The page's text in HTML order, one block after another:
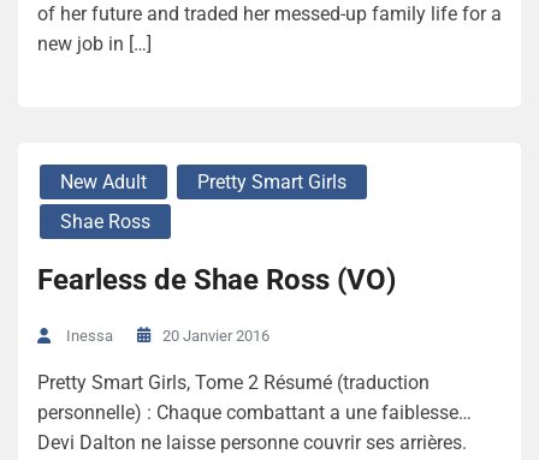
of her future and traded her messed-up family life for a
new job in […]
New Adult
Pretty Smart Girls
Shae Ross
Fearless de Shae Ross (VO)
Inessa 20 Janvier 2016
Pretty Smart Girls, Tome 2 Résumé (traduction
personnelle) : Chaque combattant a une faiblesse…
Devi Dalton ne laisse personne couvrir ses arrières.